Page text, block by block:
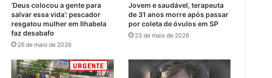
‘Deus colocou a gente para
salvar essa vida’: pescador
resgatou mulher em Ilhabela
faz desabafo
26 de maio de 2026
Jovem e saudável, terapeuta
de 31 anos morre após passar
por coleta de óvulos em SP
23 de maio de 2026